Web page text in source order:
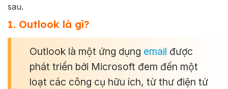
sau.
1. Outlook là gì?
Outlook là một ứng dụng email được
phát triển bởi Microsoft đem đến một
loạt các công cụ hữu ích, từ thư điện tử